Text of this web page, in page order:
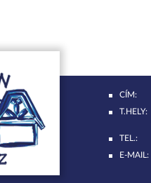
CÍM:
T.HELY:
TEL.:
E-MAIL: